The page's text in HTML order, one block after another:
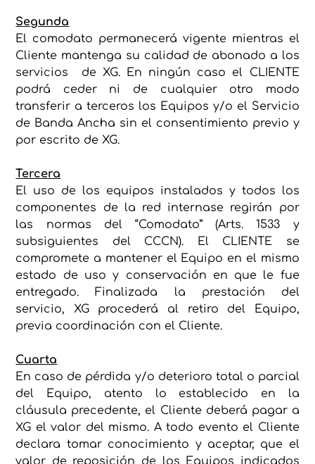
Segunda
El comodato permanecerá vigente mientras el
Cliente mantenga su calidad de abonado a los
servicios de XG. En ningún caso el CLIENTE
podrá ceder ni de cualquier otro modo
transferir a terceros los Equipos y/o el Servicio
de Banda Ancha sin el consentimiento previo y
por escrito de XG.
Tercera
El uso de los equipos instalados y todos los
componentes de la red internase regirán por
las normas del “Comodato” (Arts. 1533 y
subsiguientes del CCCN). El CLIENTE se
compromete a mantener el Equipo en el mismo
estado de uso y conservación en que le fue
entregado. Finalizada la prestación del
servicio, XG procederá al retiro del Equipo,
previa coordinación con el Cliente.
Cuarta
En caso de pérdida y/o deterioro total o parcial
del Equipo, atento lo establecido en la
cláusula precedente, el Cliente deberá pagar a
XG el valor del mismo. A todo evento el Cliente
declara tomar conocimiento y aceptar, que el
valor de reposición de los Equipos indicados